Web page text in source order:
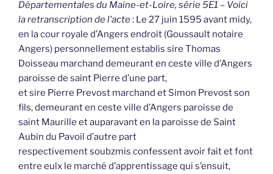
Départementales du Maine-et-Loire, série 5E1 – Voici
la retranscription de l’acte: Le 27 juin 1595 avant midy,
en la cour royale d’Angers endroit (Goussault notaire
Angers) personnellement establis sire Thomas
Doisseau marchand demeurant en ceste ville d’Angers
paroisse de saint Pierre d’une part,
et sire Pierre Prevost marchand et Simon Prevost son
fils, demeurant en ceste ville d’Angers paroisse de
saint Maurille et auparavant en la paroisse de Saint
Aubin du Pavoil d’autre part
respectivement soubzmis confessent avoir fait et font
entre eulx le marché d’apprentissage qui s’ensuit,